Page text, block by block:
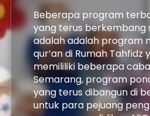
Beberapa program
yang terus berkembang
adalah adalah program
qur’an di Rumah Tahfidz
memililiki beberapa
Semarang, program
yang terus dibangun di
untuk para pejuang